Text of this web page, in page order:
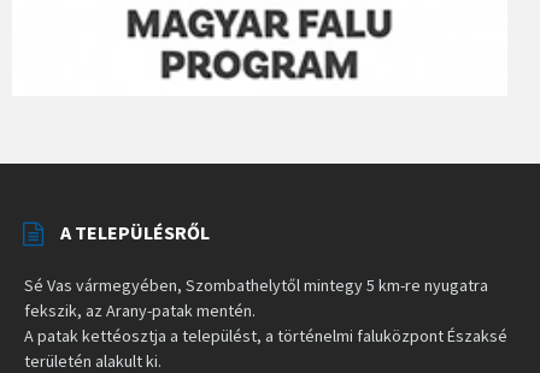
A TELEPÜLÉSRŐL
Sé Vas vármegyében, Szombathelytől mintegy 5 km-re nyugatra
fekszik, az Arany-patak mentén.
A patak kettéosztja a települést, a történelmi faluközpont Északsé
területén alakult ki.